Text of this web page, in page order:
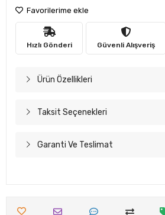
Favorilerime ekle
Hızlı Gönderi Güvenli Alışveriş
Ürün Özellikleri
Taksit Seçenekleri
Garanti Ve Teslimat